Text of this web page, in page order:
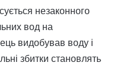
незаконного
вод на
видобував воду і
збитки становлять